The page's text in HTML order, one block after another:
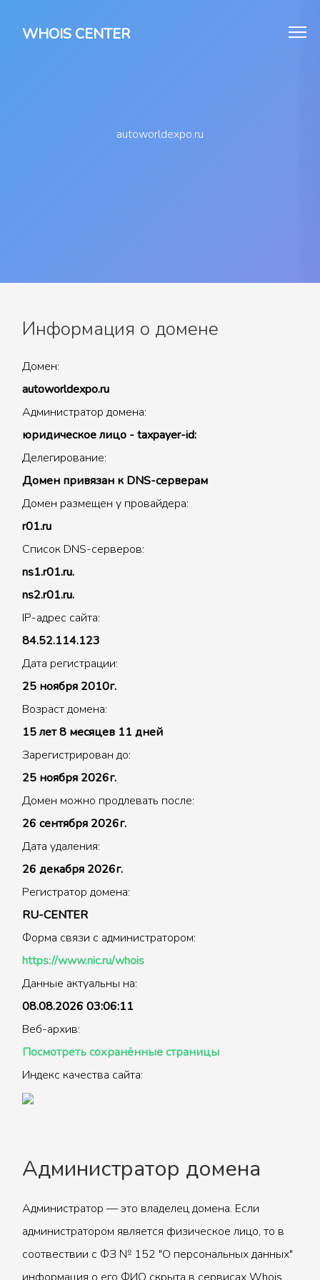
WHOIS CENTER
autoworldexpo.ru
Информация о домене
Домен:
autoworldexpo.ru
Администратор домена:
юридическое лицо - taxpayer-id:
Делегирование:
Домен привязан к DNS-серверам
Домен размещен у провайдера:
r01.ru
Список DNS-серверов:
ns1.r01.ru.
ns2.r01.ru.
IP-адрес сайта:
84.52.114.123
Дата регистрации:
25 ноября 2010г.
Возраст домена:
15 лет 8 месяцев 11 дней
Зарегистрирован до:
25 ноября 2026г.
Домен можно продлевать после:
26 сентября 2026г.
Дата удаления:
26 декабря 2026г.
Регистратор домена:
RU-CENTER
Форма связи с администратором:
https://www.nic.ru/whois
Данные актуальны на:
08.08.2026 03:06:11
Веб-архив:
Посмотреть сохранённые страницы
Индекс качества сайта:
Администратор домена
Администратор — это владелец домена. Если
администратором является физическое лицо, то в
соотвествии с ФЗ № 152 "О персональных данных"